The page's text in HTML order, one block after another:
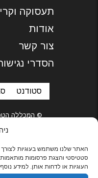
האתר שלנו משתמש בעוגיות לצורך
סטטיסטי והצגת פרסומות
העוגיות או לדחות אותן. למידע
תעסוקה
אודות
צור קשר
הסדרי
סטודנט
© המכללה
בניית אתרים